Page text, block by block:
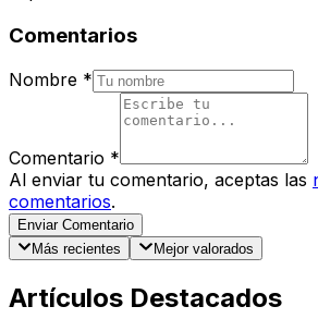
Comentarios
Nombre *
Comentario *
Al enviar tu comentario, aceptas las
comentarios.
Enviar Comentario
Más recientes
Mejor valorados
Artículos Destacados